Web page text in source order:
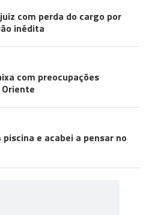
com perda do cargo por
inédita
com preocupações
e acabei a pensar no